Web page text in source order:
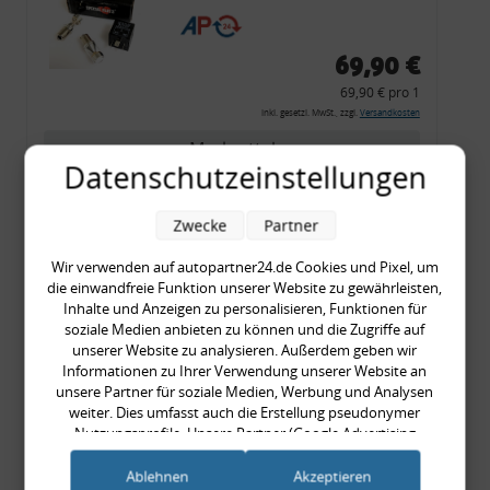
CF 14
69,90 €
69,90 € pro 1
inkl. gesetzl. MwSt., zzgl. Versandkosten
Merkzettel
Zum Artikel
Rückleuchtenband mit
Blinker, rot, US-Ecken,
Audi 80 Cabrio, Typ 89,
OE-Nr.: 8G0945225 +
8G0945225C
999,99 €
999,99 € pro 1
Datenschutzeinstellungen
Wir verwenden auf autopartner24.de Cookies und Pixel, um
die einwandfreie Funktion unserer Website zu gewährleisten,
Inhalte und Anzeigen zu personalisieren, Funktionen für
soziale Medien anbieten zu können und die Zugriffe auf
unserer Website zu analysieren. Außerdem geben wir
Informationen zu Ihrer Verwendung unserer Website an
unsere Partner für soziale Medien, Werbung und Analysen
weiter. Dies umfasst auch die Erstellung pseudonymer
Nutzungsprofile. Unsere Partner (Google Advertising
Products) führen diese Informationen möglicherweise mit
weiteren Daten zusammen, die Sie ihnen bereitgestellt haben
Zwecke Partner
Ablehnen Akzeptieren